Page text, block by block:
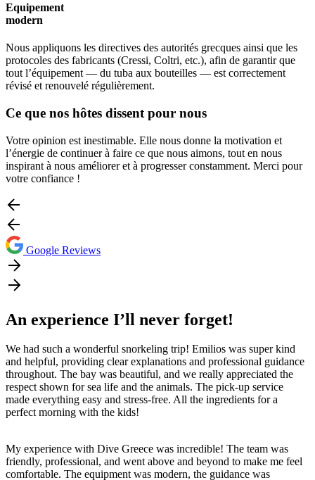
Equipement
modern
Nous appliquons les directives des autorités grecques ainsi que les
protocoles des fabricants (Cressi, Coltri, etc.), afin de garantir que
tout l’équipement — du tuba aux bouteilles — est correctement
révisé et renouvelé régulièrement.
Ce que nos hôtes dissent pour nous
Votre opinion est inestimable. Elle nous donne la motivation et
l’énergie de continuer à faire ce que nous aimons, tout en nous
inspirant à nous améliorer et à progresser constamment. Merci pour
votre confiance !
Google Reviews
An experience I’ll never forget!
We had such a wonderful snorkeling trip! Emilios was super kind
and helpful, providing clear explanations and professional guidance
throughout. The bay was beautiful, and we really appreciated the
respect shown for sea life and the animals. The pick-up service
made everything easy and stress-free. All the ingredients for a
perfect morning with the kids!
My experience with Dive Greece was incredible! The team was
friendly, professional, and went above and beyond to make me feel
comfortable. The equipment was modern, the guidance was